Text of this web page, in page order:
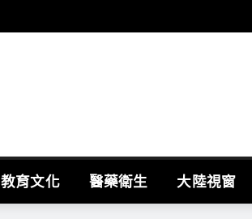
教育文化 醫藥衛生 大陸視窗